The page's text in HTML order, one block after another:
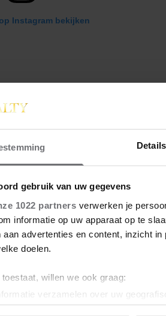
Details
gebruik van uw gegevens
1022 partners verwerken je
informatie op uw apparaat op te
aan advertenties en content, inzicht
doelen.
willen we ook graag:
verzamelen over uw
apparaat identificeren door het
Instagram bekijken